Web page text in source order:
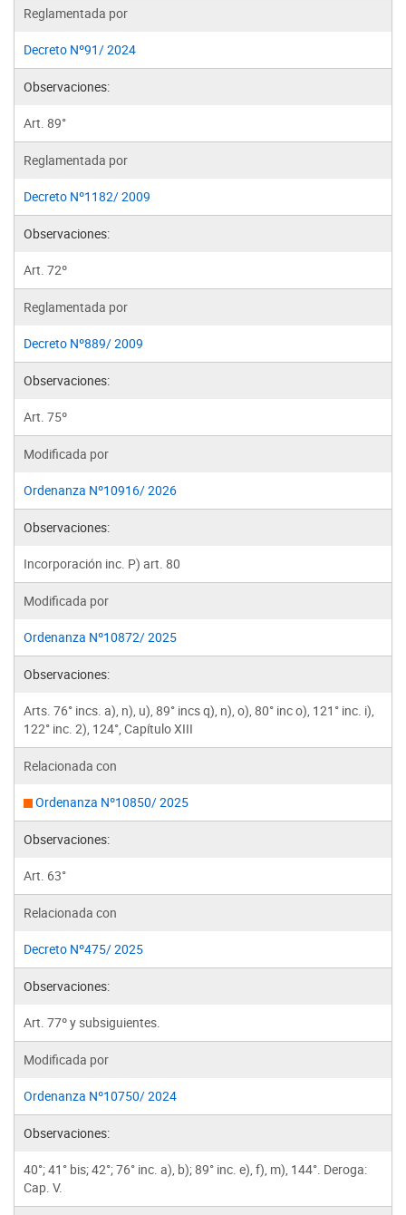
Reglamentada por
Decreto Nº91/ 2024
Observaciones:
Art. 89°
Reglamentada por
Decreto Nº1182/ 2009
Observaciones:
Art. 72º
Reglamentada por
Decreto Nº889/ 2009
Observaciones:
Art. 75º
Modificada por
Ordenanza Nº10916/ 2026
Observaciones:
Incorporación inc. P) art. 80
Modificada por
Ordenanza Nº10872/ 2025
Observaciones:
Arts. 76° incs. a), n), u), 89° incs q), n), o), 80° inc o), 121° inc. i),
122° inc. 2), 124°, Capítulo XIII
Relacionada con
Ordenanza Nº10850/ 2025
Observaciones:
Art. 63°
Relacionada con
Decreto Nº475/ 2025
Observaciones:
Art. 77º y subsiguientes.
Modificada por
Ordenanza Nº10750/ 2024
Observaciones:
40°; 41° bis; 42°; 76° inc. a), b); 89° inc. e), f), m), 144°. Deroga:
Cap. V.